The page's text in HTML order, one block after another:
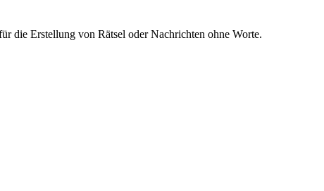
die Erstellung von Rätsel oder Nachrichten ohne Worte.